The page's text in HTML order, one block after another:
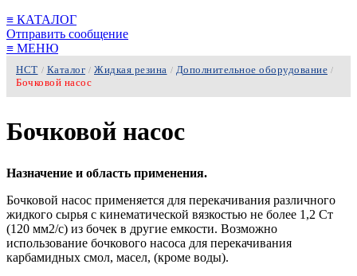
≡ КАТАЛОГ
Отправить сообщение
≡ МЕНЮ
НСТ / Каталог / Жидкая резина / Дополнительное оборудование /
Бочковой насос
Бочковой насос
Назначение и область применения.
Бочковой насос применяется для перекачивания различного
жидкого сырья с кинематической вязкостью не более 1,2 Ст
(120 мм2/с) из бочек в другие емкости. Возможно
использование бочкового насоса для перекачивания
карбамидных смол, масел, (кроме воды).